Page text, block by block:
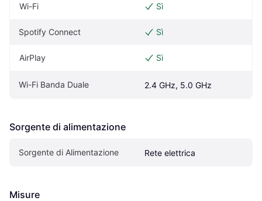
Wi-Fi Sì
Spotify Connect Sì
AirPlay Sì
Wi-Fi Banda Duale 2.4 GHz, 5.0 GHz
Sorgente di alimentazione
Sorgente di Alimentazione Rete elettrica
Misure